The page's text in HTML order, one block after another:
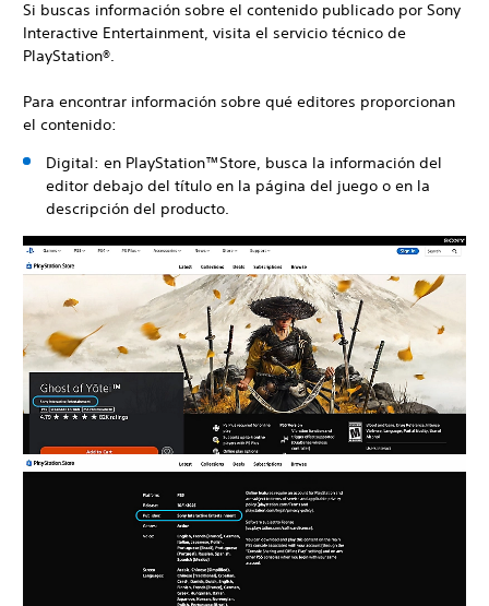
Si buscas información sobre el contenido publicado por Sony
Interactive Entertainment, visita el servicio técnico de
PlayStation®.
Para encontrar información sobre qué editores proporcionan
el contenido:
Digital: en PlayStation™Store, busca la información del
editor debajo del título en la página del juego o en la
descripción del producto.